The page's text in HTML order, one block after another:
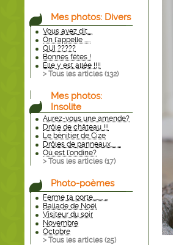
Mes photos: Divers
Vous avez dit....
On l'appelle .....
QUI ?????
Bonnes fêtes !
Elle y est allée !!!!
> Tous les articles (132)
Mes photos:
Insolite
Aurez-vous une amende?
Drôle de château !!!
Le bénitier de Cize
Drôles de panneaux.... ...
Où est l'ondine?
> Tous les articles (17)
Photo-poèmes
Ferme ta porte........ ...
Ballade de Noël
Visiteur du soir
Novembre
Octobre
> Tous les articles (25)